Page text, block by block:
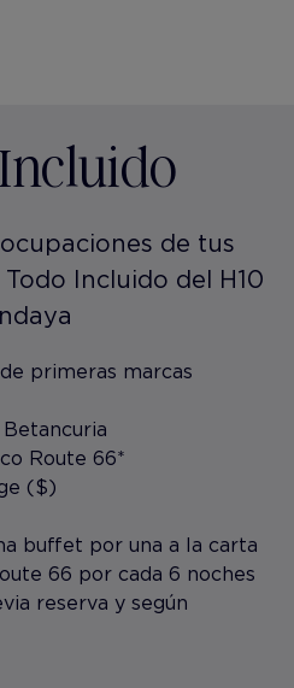
de tus
Incluido del H10
primeras marcas
Route 66*
($)
buffet por una a la carta
66 por cada 6 noches
reserva y según